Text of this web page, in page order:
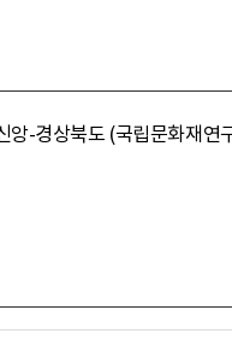
앙-경상북도 (국립문화재연